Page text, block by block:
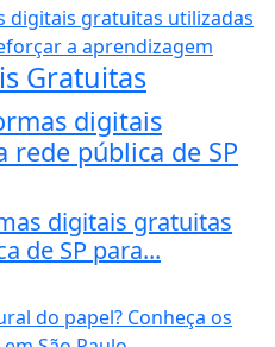
Gratuitas
digitais
pública de SP
digitais gratuitas
de SP para...